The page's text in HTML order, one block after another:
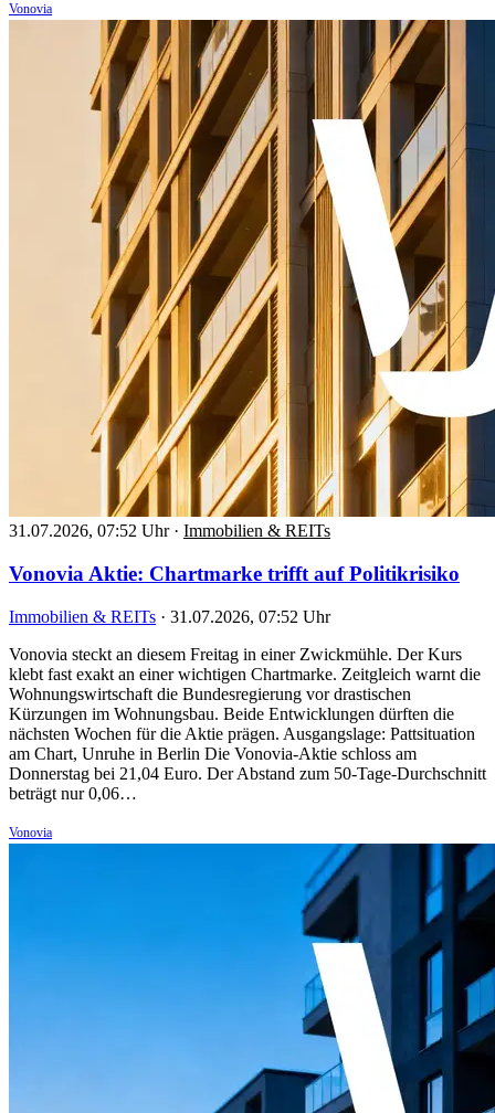
Vonovia
31.07.2026, 07:52 Uhr · Immobilien & REITs
Vonovia Aktie: Chartmarke trifft auf Politikrisiko
Immobilien & REITs · 31.07.2026, 07:52 Uhr
Vonovia steckt an diesem Freitag in einer Zwickmühle. Der Kurs
klebt fast exakt an einer wichtigen Chartmarke. Zeitgleich warnt die
Wohnungswirtschaft die Bundesregierung vor drastischen
Kürzungen im Wohnungsbau. Beide Entwicklungen dürften die
nächsten Wochen für die Aktie prägen. Ausgangslage: Pattsituation
am Chart, Unruhe in Berlin Die Vonovia-Aktie schloss am
Donnerstag bei 21,04 Euro. Der Abstand zum 50-Tage-Durchschnitt
beträgt nur 0,06…
Vonovia